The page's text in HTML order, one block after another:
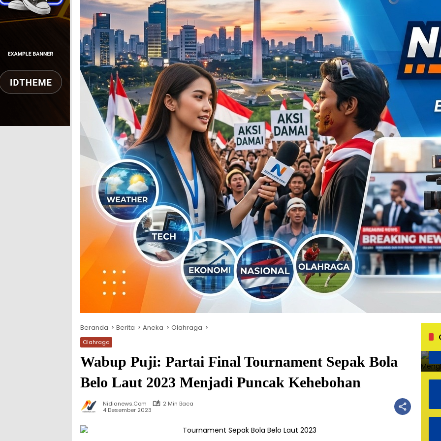
Beranda Berita Aneka Olahraga
Olahraga
Wabup Puji: Partai Final Tournament Sepak Bola
Belo Laut 2023 Menjadi Puncak Kehebohan
Nidianews.com
2 Min Baca
4 Desember 2023